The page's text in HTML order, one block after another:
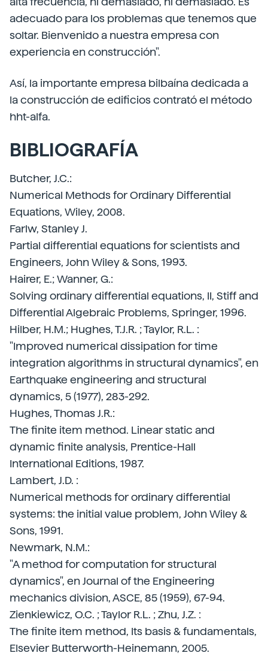
adecuado para los problemas que tenemos que
soltar. Bienvenido a nuestra empresa con
experiencia en construcción".
Así, la importante empresa bilbaína dedicada a
la construcción de edificios contrató el método
hht-alfa.
BIBLIOGRAFÍA
Butcher, J.C.:
Numerical Methods for Ordinary Differential
Equations, Wiley, 2008.
Farlw, Stanley J.
Partial differential equations for scientists and
Engineers, John Wiley & Sons, 1993.
Hairer, E.; Wanner, G.:
Solving ordinary differential equations, II, Stiff and
Differential Algebraic Problems, Springer, 1996.
Hilber, H.M.; Hughes, T.J.R. ; Taylor, R.L. :
"Improved numerical dissipation for time
integration algorithms in structural dynamics", en
Earthquake engineering and structural
dynamics, 5 (1977), 283-292.
Hughes, Thomas J.R.:
The finite item method. Linear static and
dynamic finite analysis, Prentice-Hall
International Editions, 1987.
Lambert, J.D. :
Numerical methods for ordinary differential
systems: the initial value problem, John Wiley &
Sons, 1991.
Newmark, N.M.:
"A method for computation for structural
dynamics", en Journal of the Engineering
mechanics division, ASCE, 85 (1959), 67-94.
Zienkiewicz, O.C. ; Taylor R.L. ; Zhu, J.Z. :
The finite item method, Its basis & fundamentals,
Elsevier Butterworth-Heinemann, 2005.